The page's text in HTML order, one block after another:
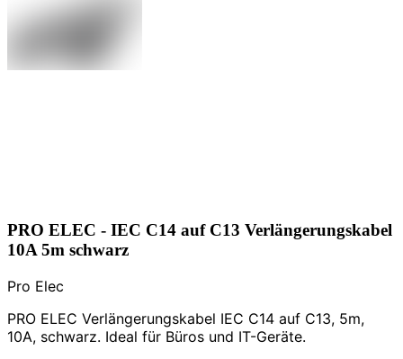
PRO ELEC - IEC C14 auf C13 Verlängerungskabel
10A 5m schwarz
Pro Elec
PRO ELEC Verlängerungskabel IEC C14 auf C13, 5m,
10A, schwarz. Ideal für Büros und IT-Geräte.